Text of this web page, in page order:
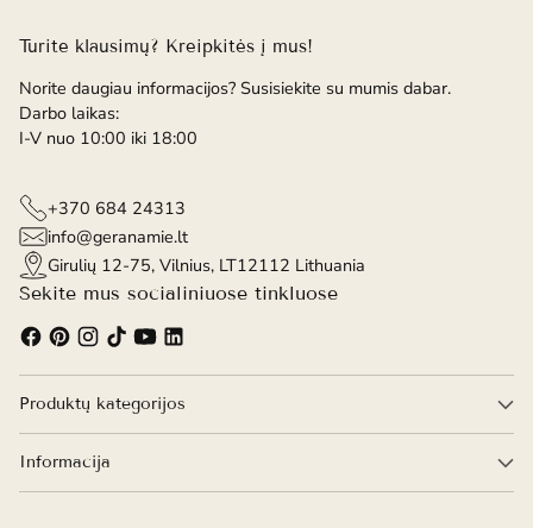
Turite klausimų? Kreipkitės į mus!
Norite daugiau informacijos? Susisiekite su mumis dabar.
Darbo laikas:
I-V nuo 10:00 iki 18:00
+370 684 24313
info@geranamie.lt
Girulių 12-75, Vilnius, LT12112 Lithuania
Sekite mus socialiniuose tinkluose
Produktų kategorijos
Informacija